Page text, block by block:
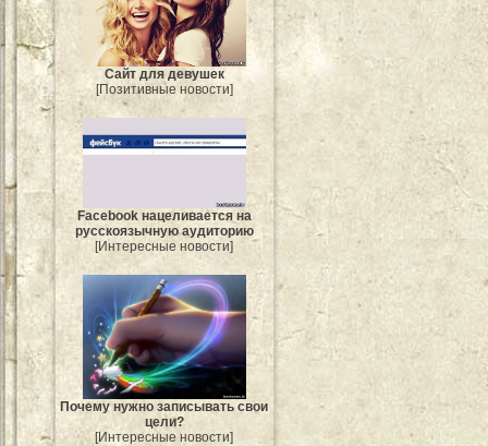
Сайт для девушек
[Позитивные новости]
Facebook нацеливается на
русскоязычную аудиторию
[Интересные новости]
Почему нужно записывать свои
цели?
[Интересные новости]